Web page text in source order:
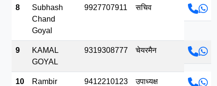
8
Subhash
Chand
Goyal
9927707911 सचिव
9
KAMAL
GOYAL
9319308777 चेयरमैन
10
Rambir
9412210123 उपाध्यक्ष